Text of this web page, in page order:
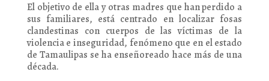
El objetivo de ella y otras madres que han perdido a
sus familiares, está centrado en localizar fosas
clandestinas con cuerpos de las víctimas de la
violencia e inseguridad, fenómeno que en el estado
de Tamaulipas se ha enseñoreado hace más de una
década.